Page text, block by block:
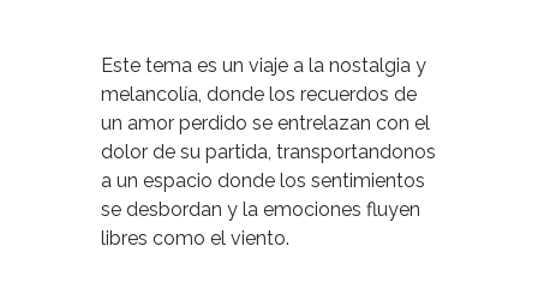
Este tema es un viaje a la nostalgia y
melancolía, donde los recuerdos de
un amor perdido se entrelazan con el
dolor de su partida, transportandonos
a un espacio donde los sentimientos
se desbordan y la emociones fluyen
libres como el viento.